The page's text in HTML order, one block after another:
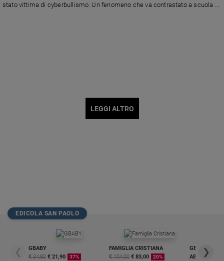
stato vittima di cyberbullismo. Un fenomeno che va contrastato a scuola e
LEGGI ALTRO
EDICOLA SAN PAOLO
❮
GBABY
€ 34,80 € 21,90 37%
FAMIGLIA CRISTIANA
€ 104,00 € 83,00 20%
GBABY
❯